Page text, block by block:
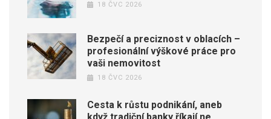
18 ČVC 2026
Bezpečí a preciznost v oblacích –
profesionální výškové práce pro
vaši nemovitost
18 ČVC 2026
Cesta k růstu podnikání, aneb